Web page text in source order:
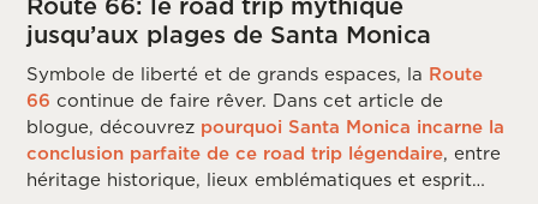
jusqu’aux plages de Santa Monica
Symbole de liberté et de grands espaces, la Route
66 continue de faire rêver. Dans cet article de
blogue, découvrez pourquoi Santa Monica incarne la
conclusion parfaite de ce road trip légendaire, entre
héritage historique, lieux emblématiques et esprit